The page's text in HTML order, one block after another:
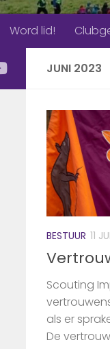
Word lid!
JUNI 2023
BESTUUR 11
Scouting
als er
De